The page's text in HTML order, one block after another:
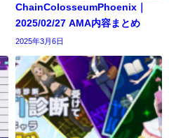
ChainColosseumPhoenix｜
2025/02/27 AMA内容まとめ
2025年3月6日